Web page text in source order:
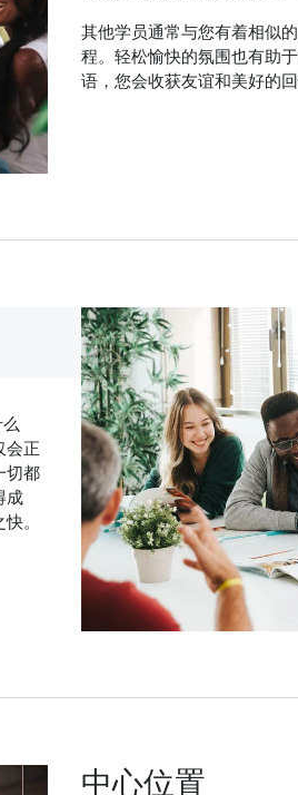
其他学员通常与您有着相似
程。轻松愉快的氛围也有助
语，您会收获友谊和美好的回
会正
切都
成
。
中心位置